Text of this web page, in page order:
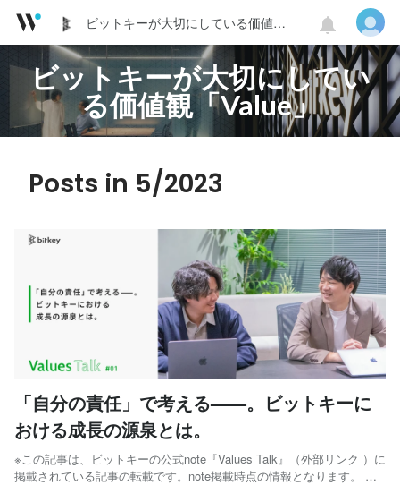
ビットキーが大切にしている価値観「Value」
ビットキーが大切にしてい
る価値観「Value」
Posts in 5/2023
「自分の責任」で考える——。ビットキーに
おける成長の源泉とは。
※この記事は、ビットキーの公式note『Values Talk』（外部リンク ）に
掲載されている記事の転載です。note掲載時点の情報となります。 ビ